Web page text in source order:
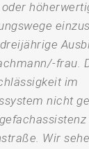
frau.
im
nicht
Wir